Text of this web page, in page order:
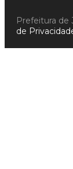
Prefeitura de
de